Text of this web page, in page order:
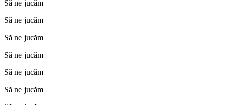
Să ne jucăm
Să ne jucăm
Să ne jucăm
Să ne jucăm
Să ne jucăm
Să ne jucăm